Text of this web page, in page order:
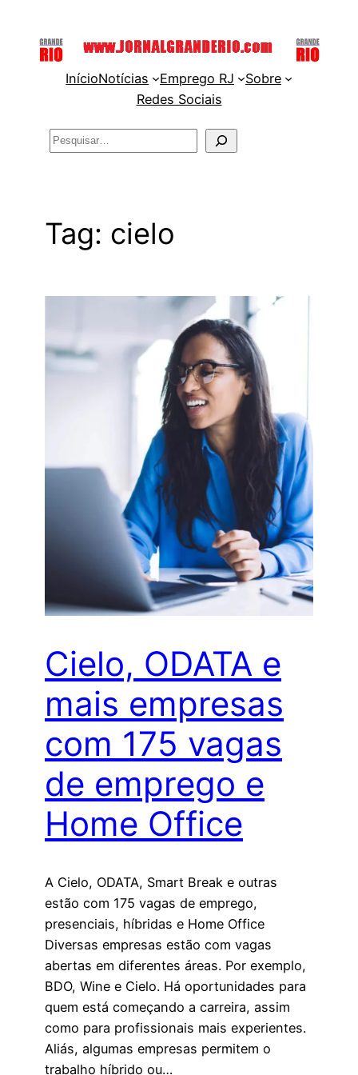
InícioNotícias Emprego RJ
Sobre
Redes Sociais
Pesquisar
Tag: cielo
Cielo, ODATA e
mais empresas
com 175 vagas
de emprego e
Home Office
A Cielo, ODATA, Smart Break e outras
estão com 175 vagas de emprego,
presenciais, híbridas e Home Office
Diversas empresas estão com vagas
abertas em diferentes áreas. Por exemplo,
BDO, Wine e Cielo. Há oportunidades para
quem está começando a carreira, assim
como para profissionais mais experientes.
Aliás, algumas empresas permitem o
trabalho híbrido ou…